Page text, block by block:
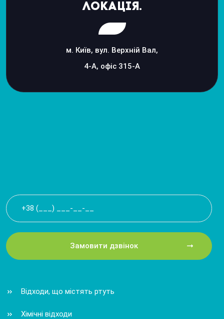
Локація.
м. Київ, вул. Верхній Вал,
4-А, офіс 315-А
Замовити дзвінок
Відходи, що містять ртуть
Хімічні відходи